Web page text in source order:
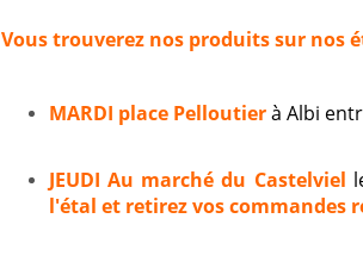
Vous trouverez nos produits sur nos
MARDI place Pelloutierà Albi
JEUDI Au marché du Castelviel
l'étal et retirez vos commandes